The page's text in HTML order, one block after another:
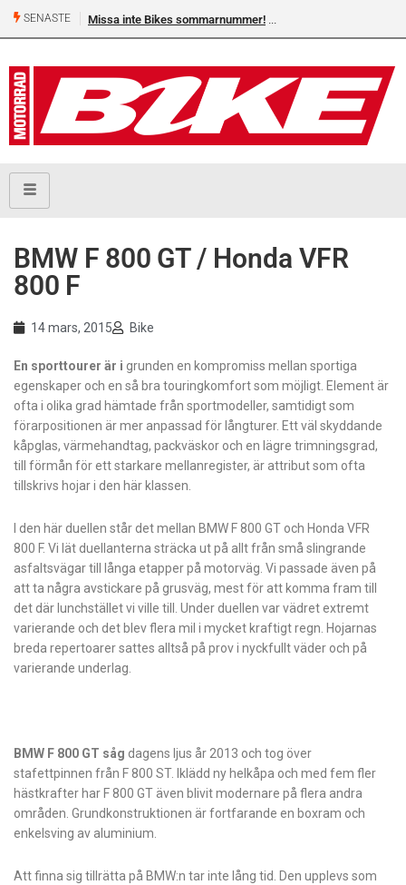
SENASTE Missa inte Bikes sommarnummer!
BMW F 800 GT / Honda VFR
800 F
14 mars, 2015 Bike
En sporttourer är i grunden en kompromiss mellan sportiga
egenskaper och en så bra touringkomfort som möjligt. Element är
ofta i olika grad hämtade från sportmodeller, samtidigt som
förarpositionen är mer anpassad för långturer. Ett väl skyddande
kåpglas, värmehandtag, packväskor och en lägre trimningsgrad,
till förmån för ett starkare mellanregister, är attribut som ofta
tillskrivs hojar i den här klassen.
I den här duellen står det mellan BMW F 800 GT och Honda VFR
800 F. Vi lät duellanterna sträcka ut på allt från små slingrande
asfaltsvägar till långa etapper på motorväg. Vi passade även på
att ta några avstickare på grusväg, mest för att komma fram till
det där lunchstället vi ville till. Under duellen var vädret extremt
varierande och det blev flera mil i mycket kraftigt regn. Hojarnas
breda repertoarer sattes alltså på prov i nyckfullt väder och på
varierande underlag.
B MW F 800 GT såg dagens ljus år 2013 och tog över
stafettpinnen från F 800 ST. Iklädd ny helkåpa och med fem fler
hästkrafter har F 800 GT även blivit modernare på flera andra
områden. Grundkonstruktionen är fortfarande en boxram och
enkelsving av aluminium.
Att finna sig tillrätta på BMW:n tar inte lång tid. Den upplevs som